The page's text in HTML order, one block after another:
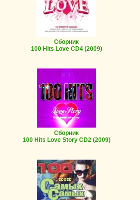
Сборник
100 Hits Love CD4 (2009)
Сборник
100 Hits Love Story CD2 (2009)